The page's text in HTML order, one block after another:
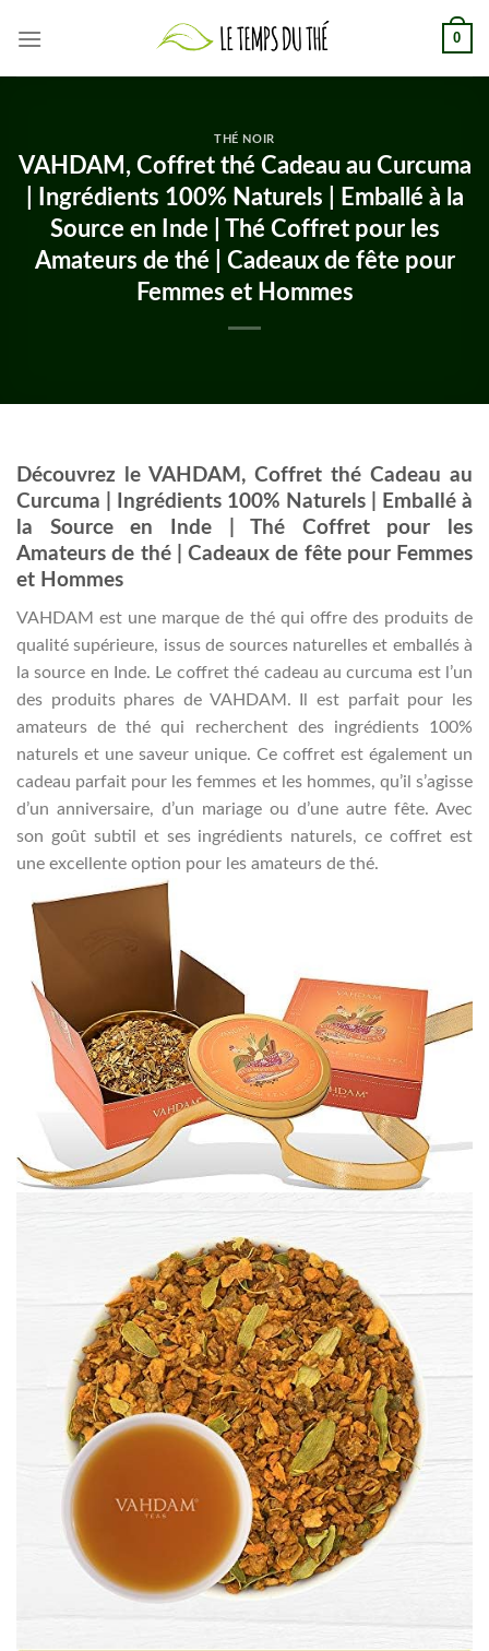
0
THÉ NOIR
VAHDAM, Coffret thé Cadeau au Curcuma
| Ingrédients 100% Naturels | Emballé à la
Source en Inde | Thé Coffret pour les
Amateurs de thé | Cadeaux de fête pour
Femmes et Hommes
Découvrez le VAHDAM, Coffret thé Cadeau au
Curcuma | Ingrédients 100% Naturels | Emballé à
la Source en Inde | Thé Coffret pour les
Amateurs de thé | Cadeaux de fête pour Femmes
et Hommes
VAHDAM est une marque de thé qui offre des produits de
qualité supérieure, issus de sources naturelles et emballés à
la source en Inde. Le coffret thé cadeau au curcuma est l’un
des produits phares de VAHDAM. Il est parfait pour les
amateurs de thé qui recherchent des ingrédients 100%
naturels et une saveur unique. Ce coffret est également un
cadeau parfait pour les femmes et les hommes, qu’il s’agisse
d’un anniversaire, d’un mariage ou d’une autre fête. Avec
son goût subtil et ses ingrédients naturels, ce coffret est
une excellente option pour les amateurs de thé.